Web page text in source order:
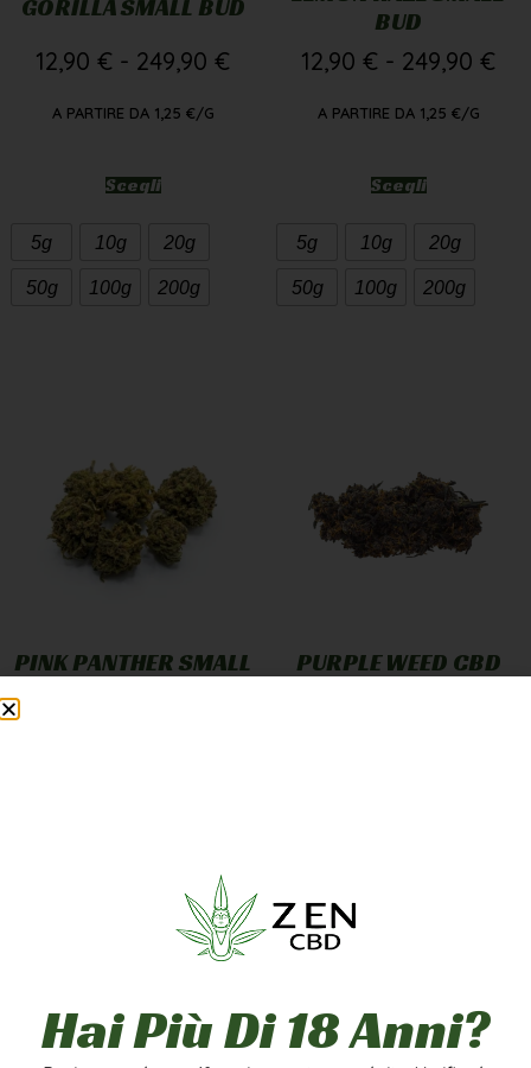
GORILLA SMALL BUD
12,90 € - 249,90 €
A PARTIRE DA 1,25 €/G
Scegli
5g 10g 20g
50g 100g 200g
BUD
12,90 € - 249,90 €
A PARTIRE DA 1,25 €/G
Scegli
5g 10g 20g
50g 100g 200g
PINK PANTHER SMALL
20g
200g
PURPLE WEED CBD
1g
20g
Hai Più Di 18 Anni?